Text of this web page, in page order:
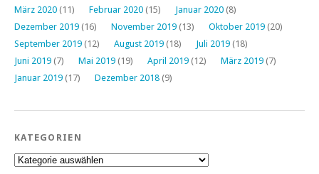
März 2020 (11) Februar 2020 (15) Januar 2020 (8)
Dezember 2019 (16) November 2019 (13) Oktober 2019 (20)
September 2019 (12) August 2019 (18) Juli 2019 (18)
Juni 2019 (7) Mai 2019 (19) April 2019 (12) März 2019 (7)
Januar 2019 (17) Dezember 2018 (9)
KATEGORIEN
Kategorien